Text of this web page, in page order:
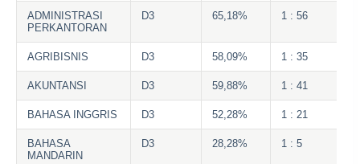
ADMINISTRASI
PERKANTORAN
D3 65,18% 1 : 56
AGRIBISNIS D3 58,09% 1 : 35
AKUNTANSI D3 59,88% 1 : 41
BAHASA INGGRIS D3 52,28% 1 : 21
BAHASA
MANDARIN
D3 28,28% 1 : 5